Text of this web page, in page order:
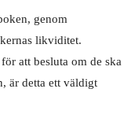
genom
likviditet.
att besluta om de ska
är detta ett väldigt